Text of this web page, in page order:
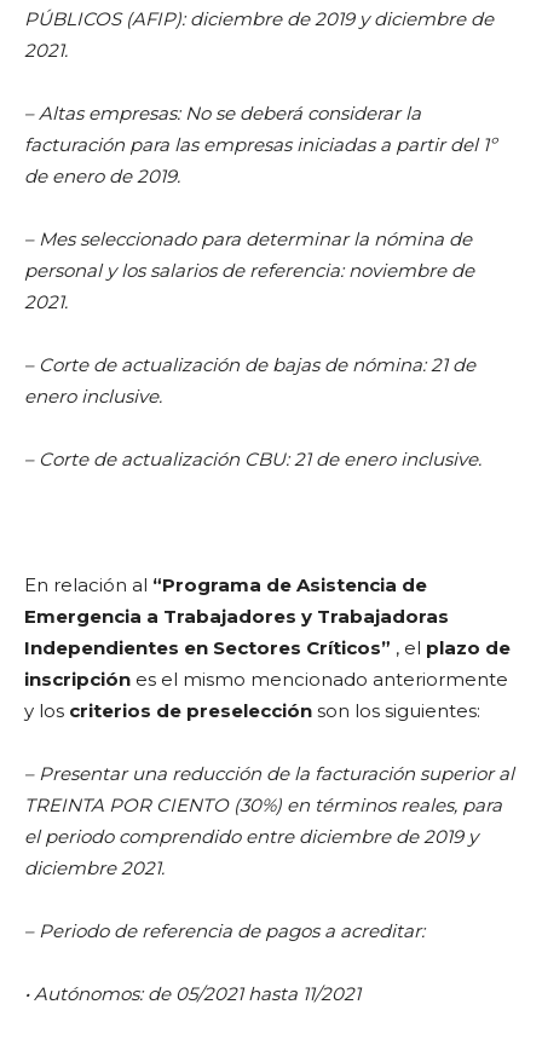
PÚBLICOS (AFIP): diciembre de 2019 y diciembre de
2021.
– Altas empresas: No se deberá considerar la
facturación para las empresas iniciadas a partir del 1º
de enero de 2019.
– Mes seleccionado para determinar la nómina de
personal y los salarios de referencia: noviembre de
2021.
– Corte de actualización de bajas de nómina: 21 de
enero inclusive.
– Corte de actualización CBU: 21 de enero inclusive.
En relación al “Programa de Asistencia de
Emergencia a Trabajadores y Trabajadoras
Independientes en Sectores Críticos” , el plazo de
inscripción es el mismo mencionado anteriormente
y los criterios de preselección son los siguientes:
– Presentar una reducción de la facturación superior al
TREINTA POR CIENTO (30%) en términos reales, para
el periodo comprendido entre diciembre de 2019 y
diciembre 2021.
– Periodo de referencia de pagos a acreditar:
• Autónomos: de 05/2021 hasta 11/2021